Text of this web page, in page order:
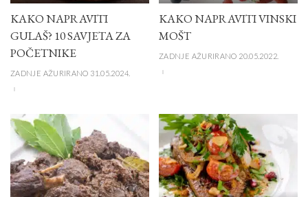
KAKO NAPRAVITI
GULAŠ? 10 SAVJETA ZA
POČETNIKE
ZADNJE AŽURIRANO 31.05.2024.
KAKO NAPRAVITI VINSKI
MOŠT
ZADNJE AŽURIRANO 20.05.2022.